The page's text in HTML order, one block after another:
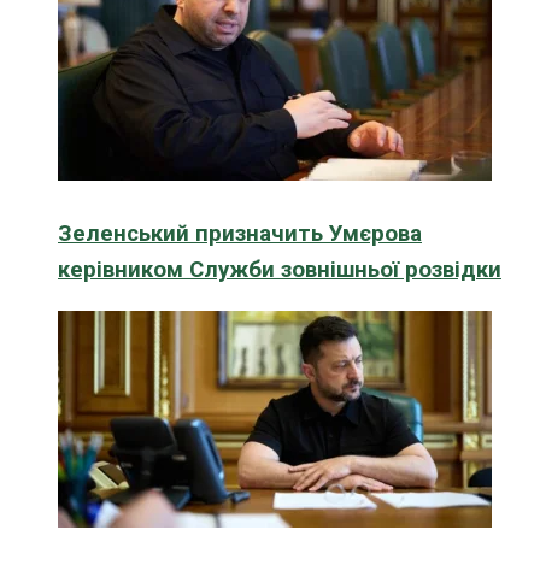
Зеленський призначить Умєрова
керівником Служби зовнішньої розвідки